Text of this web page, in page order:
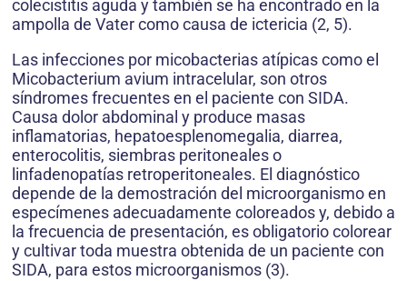
colecistitis aguda y también se ha encontrado en la
ampolla de Vater como causa de ictericia (2, 5).
Las infecciones por micobacterias atípicas como el
Micobacterium avium intracelular, son otros
síndromes frecuentes en el paciente con SIDA.
Causa dolor abdominal y produce masas
inflamatorias, hepatoesplenomegalia, diarrea,
enterocolitis, siembras peritoneales o
linfadenopatías retroperitoneales. El diagnóstico
depende de la demostración del microorganismo en
especímenes adecuadamente coloreados y, debido a
la frecuencia de presentación, es obligatorio colorear
y cultivar toda muestra obtenida de un paciente con
SIDA, para estos microorganismos (3).